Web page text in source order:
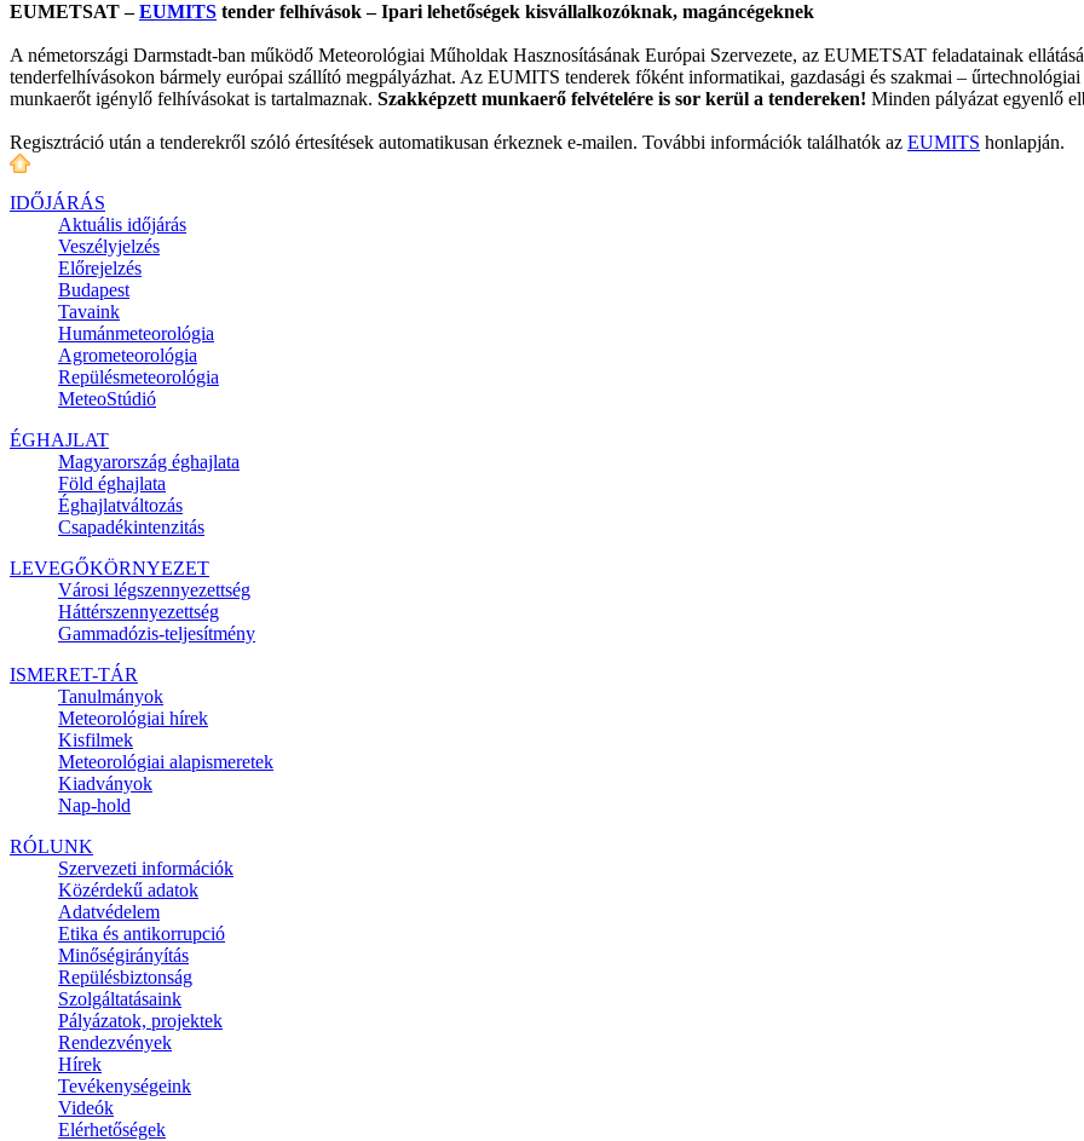
EUMETSAT –EUMITS tender felhívások – Ipari lehetőségek kisvállalkozóknak, magáncégeknek
A németországi Darmstadt-ban működő Meteorológiai Műholdak Hasznosításának Európai Szervezete, az EUMETSAT feladatainak
tenderfelhívásokon bármely európai szállító megpályázhat. Az EUMITS tenderek főként informatikai, gazdasági és szakmai –
munkaerőt igénylő felhívásokat is tartalmaznak. Szakképzett munkaerő felvételére is sor kerül a tendereken! Minden pályázat egyenlő
Regisztráció után a tenderekről szóló értesítések automatikusan érkeznek e-mailen. További információk találhatók az EUMITS honlapján.
IDŐJÁRÁS
Aktuális időjárás
Veszélyjelzés
Előrejelzés
Budapest
Tavaink
Humánmeteorológia
Agrometeorológia
Repülésmeteorológia
MeteoStúdió
ÉGHAJLAT
Magyarország éghajlata
Föld éghajlata
Éghajlatváltozás
Csapadékintenzitás
LEVEGŐKÖRNYEZET
Városi légszennyezettség
Háttérszennyezettség
Gammadózis-teljesítmény
ISMERET-TÁR
Tanulmányok
Meteorológiai hírek
Kisfilmek
Meteorológiai alapismeretek
Kiadványok
Nap-hold
RÓLUNK
Szervezeti információk
Közérdekű adatok
Adatvédelem
Etika és antikorrupció
Minőségirányítás
Repülésbiztonság
Szolgáltatásaink
Pályázatok, projektek
Rendezvények
Hírek
Tevékenységeink
Videók
Elérhetőségek